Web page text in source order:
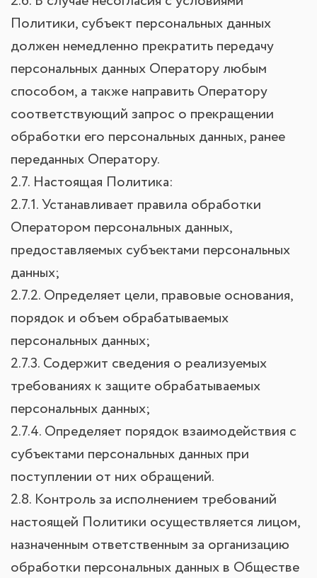
Политики, субъект персональных данных
должен немедленно прекратить передачу
персональных данных Оператору любым
способом, а также направить Оператору
соответствующий запрос о прекращении
обработки его персональных данных, ранее
переданных Оператору.
2.7. Настоящая Политика:
2.7.1. Устанавливает правила обработки
Оператором персональных данных,
предоставляемых субъектами персональных
данных;
2.7.2. Определяет цели, правовые основания,
порядок и объем обрабатываемых
персональных данных;
2.7.3. Содержит сведения о реализуемых
требованиях к защите обрабатываемых
персональных данных;
2.7.4. Определяет порядок взаимодействия с
субъектами персональных данных при
поступлении от них обращений.
2.8. Контроль за исполнением требований
настоящей Политики осуществляется лицом,
назначенным ответственным за организацию
обработки персональных данных в Обществе